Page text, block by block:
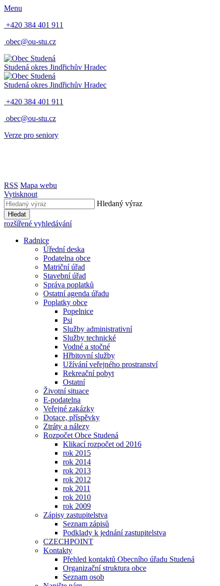
Menu
+420 384 401 911
obec@ou-stu.cz
Studená okres Jindřichův Hradec
Studená okres Jindřichův Hradec
+420 384 401 911
obec@ou-stu.cz
Verze pro seniory
RSS Mapa webu
Vytisknout
Hledaný výraz
Hledat
rozšířené vyhledávání
Radnice
Úřední deska
Podatelna obce
Matriční úřad
Stavební úřad
Správa poplatků
Ostatní agenda úřadu
Poplatky obce
Popelnice
Psi
Služby administrativní
Služby technické
Vodné a stočné
Hřbitovní služby
Užívání veřejného prostranství
Rekreační pobyt
Ostatní
Životní situace
E-podatelna
Veřejné zakázky
Dotace, příspěvky
Ztráty a nálezy
Rozpočet Obce Studená
Klikací rozpočet od 2016
rok 2015
rok 2014
rok 2013
rok 2012
rok 2011
rok 2010
rok 2009
Zápisy zastupitelstva
Seznam zápisů
Podklady k jednání zastupitelstva
CZECHPOINT
Kontakty
Přehled kontaktů Obecního úřadu Studená
Organizační struktura obce
Seznam osob